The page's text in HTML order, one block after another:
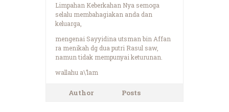
Limpahan Keberkahan Nya semoga
selalu membahagiakan anda dan
keluarga,
mengenai Sayyidina utsman bin Affan
ra menikah dg dua putri Rasul saw,
namun tidak mempunyai keturunan.
wallahu a\’lam
Author Posts